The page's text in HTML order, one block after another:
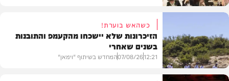
חרדים
כשהאש בוערת!
הזיכרונות שלא יישכחו מהקעמפ והתובנות
בשנים שאחרי
12:21
07/08/26המחדש בשיתוף "וימאן"